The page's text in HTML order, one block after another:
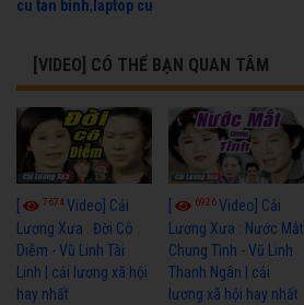
cu tan binh, laptop cu
[VIDEO] CÓ THỂ BẠN QUAN TÂM
7674Video] Cải
Lương Xưa : Đời Cô
Diễm - Vũ Linh Tài
Linh | cải lương xã hội
hay nhất
6926Video] Cải
Lương Xưa : Nước Mắt
Chung Tình - Vũ Linh
Thanh Ngân | cải
lương xã hội hay nhất